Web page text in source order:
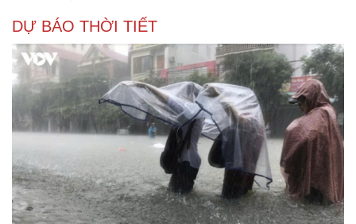
check-in
Kể chuyện cho bé
Hạt giống tâm hồn
DỰ BÁO THỜI TIẾT